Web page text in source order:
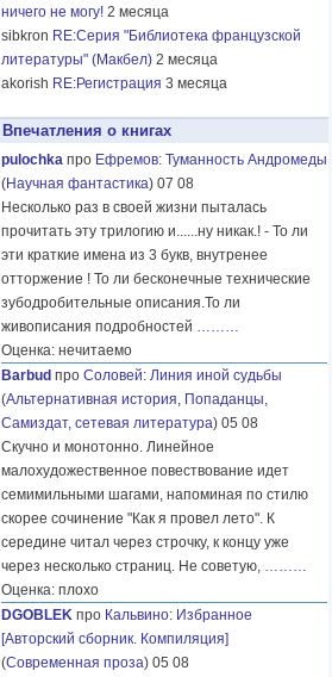
ничего не могу! 2 месяца
sibkron RE:Серия "Библиотека французской
литературы" (Макбел) 2 месяца
akorish RE:Регистрация 3 месяца
Впечатления о книгах
pulochka про Ефремов: Туманность Андромеды
(Научная фантастика) 07 08
Несколько раз в своей жизни пыталась
прочитать эту трилогию и......ну никак.! - То ли
эти краткие имена из 3 букв, внутренее
отторжение ! То ли бесконечные технические
зубодробительные описания.То ли
живописания подробностей ………
Оценка: нечитаемо
Barbud про Соловей: Линия иной судьбы
(Альтернативная история, Попаданцы,
Самиздат, сетевая литература) 05 08
Скучно и монотонно. Линейное
малохудожественное повествование идет
семимильными шагами, напоминая по стилю
скорее сочинение "Как я провел лето". К
середине читал через строчку, к концу уже
через несколько страниц. Не советую, ………
Оценка: плохо
DGOBLEK про Кальвино: Избранное
[Авторский сборник. Компиляция]
(Современная проза) 05 08